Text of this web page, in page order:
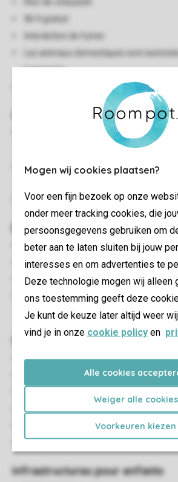
Mogen wij cookies plaatsen?
Voor een fijn bezoek op onze
onder meer tracking cookies, die
persoonsgegevens gebruiken om
beter aan te laten sluiten bij jouw
interesses en om advertenties te
Deze technologie mogen wij alleen
ons toestemming geeft deze
Je kunt de keuze later altijd weer
vind je in onze cookie policy en
Alle cookies
Weiger alle cookies
Voorkeuren kiezen
Wi-fi gratuit
Interdiction de fumer
Les animaux domestiques sont
logements
Chambre(s) à coucher
Chambre à coucher avec deux
Deux chambres à coucher avec deux
Lits avec couettes et coussins
Extérieur
Terrasse
Mobilier de jardin partiellement réglable
Parasol
Maximum une voiture peut être
logement
Salon/salle à manger
Coin salon
Chauffage central
Télévision numérique avec radio
Boîte de jeux
Infrastructures pour enfants